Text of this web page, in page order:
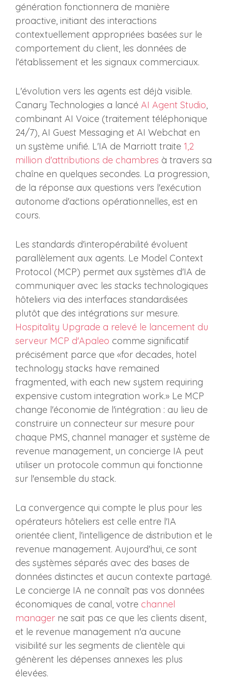
génération fonctionnera de manière
proactive, initiant des interactions
contextuellement appropriées basées sur le
comportement du client, les données de
l'établissement et les signaux commerciaux.
L'évolution vers les agents est déjà visible.
Canary Technologies a lancé AI Agent Studio,
combinant AI Voice (traitement téléphonique
24/7), AI Guest Messaging et AI Webchat en
un système unifié. L'IA de Marriott traite 1,2
million d'attributions de chambres à travers sa
chaîne en quelques secondes. La progression,
de la réponse aux questions vers l'exécution
autonome d'actions opérationnelles, est en
cours.
Les standards d'interopérabilité évoluent
parallèlement aux agents. Le Model Context
Protocol (MCP) permet aux systèmes d'IA de
communiquer avec les stacks technologiques
hôteliers via des interfaces standardisées
plutôt que des intégrations sur mesure.
Hospitality Upgrade a relevé le lancement du
serveur MCP d'Apaleo comme significatif
précisément parce que «for decades, hotel
technology stacks have remained
fragmented, with each new system requiring
expensive custom integration work.» Le MCP
change l'économie de l'intégration : au lieu de
construire un connecteur sur mesure pour
chaque PMS, channel manager et système de
revenue management, un concierge IA peut
utiliser un protocole commun qui fonctionne
sur l'ensemble du stack.
La convergence qui compte le plus pour les
opérateurs hôteliers est celle entre l'IA
orientée client, l'intelligence de distribution et le
revenue management. Aujourd'hui, ce sont
des systèmes séparés avec des bases de
données distinctes et aucun contexte partagé.
Le concierge IA ne connaît pas vos données
économiques de canal, votre channel
manager ne sait pas ce que les clients disent,
et le revenue management n'a aucune
visibilité sur les segments de clientèle qui
génèrent les dépenses annexes les plus
élevées.